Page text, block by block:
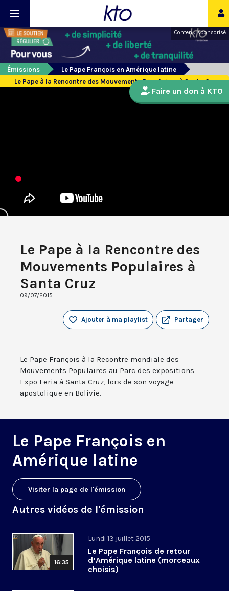
Contenu sponsorisé
Émissions
Le Pape François en Amérique latine
Le Pape à la Rencontre des Mouvements Populaires à Santa Cruz
Le Pape à la Rencontre des
Mouvements Populaires à
Santa Cruz
09/07/2015
Partager
Ajouter à ma playlist
Le Pape François à la Recontre mondiale des
Mouvements Populaires au Parc des expositions
Expo Feria à Santa Cruz, lors de son voyage
apostolique en Bolivie.
Le Pape François en
Amérique latine
Visiter la page de l'émission
Autres vidéos de l'émission
16:35
Lundi 13 juillet 2015
Le Pape François de retour
d’Amérique latine (morceaux
choisis)
Faire un don à KTO